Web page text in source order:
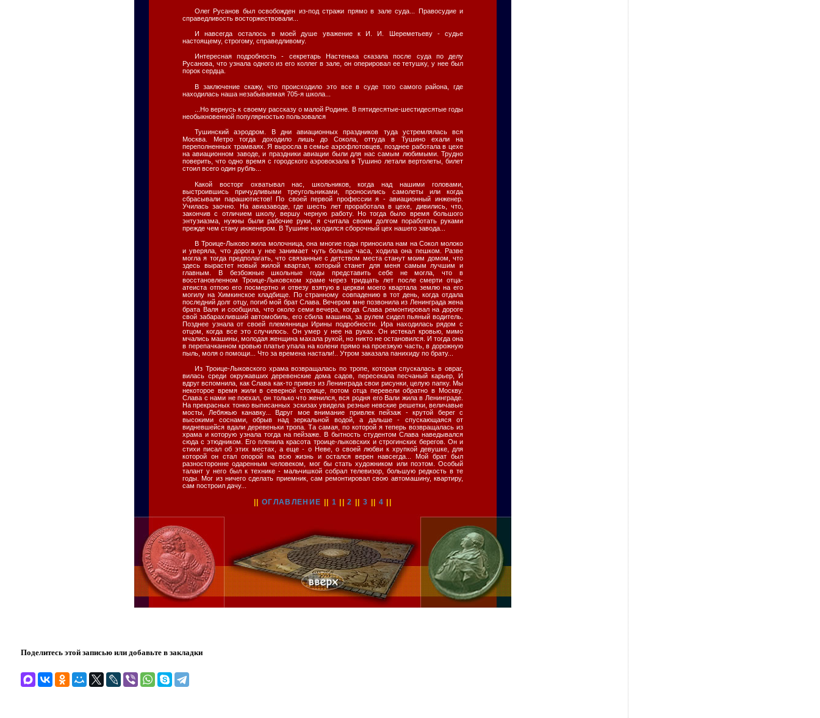
Олег Русанов был освобожден из-под стражи прямо в зале суда... Правосудие и
справедливость восторжествовали...
И навсегда осталось в моей душе уважение к И. И. Шереметьеву - судье
настоящему, строгому, справедливому.
Интересная подробность - секретарь Настенька сказала после суда по делу
Русанова, что узнала одного из его коллег в зале, он оперировал ее тетушку, у нее был
порок сердца.
В заключение скажу, что происходило это все в суде того самого района, где
находилась наша незабываемая 705-я школа...
...Но вернусь к своему рассказу о малой Родине. В пятидесятые-шестидесятые годы
необыкновенной популярностью пользовался
Тушинский аэродром. В дни авиационных праздников туда устремлялась вся
Москва. Метро тогда доходило лишь до Сокола, оттуда в Тушино ехали на
переполненных трамваях. Я выросла в семье аэрофлотовцев, позднее работала в цехе
на авиационном заводе, и праздники авиации были для нас самым любимыми. Трудно
поверить, что одно время с городского аэровокзала в Тушино летали вертолеты, билет
стоил всего один рубль...
Какой восторг охватывал нас, школьников, когда над нашими головами,
выстроившись причудливыми треугольниками, проносились самолеты или когда
сбрасывали парашютистов! По своей первой профессии я - авиационный инженер.
Училась заочно. На авиазаводе, где шесть лет проработала в цехе, дивились, что,
закончив с отличием школу, вершу черную работу. Но тогда было время большого
энтузиазма, нужны были рабочие руки, я считала своим долгом поработать руками
прежде чем стану инженером. В Тушине находился сборочный цех нашего завода...
В Троице-Лыково жила молочница, она многие годы приносила нам на Сокол молоко
и уверяла, что дорога у нее занимает чуть больше часа, ходила она пешком. Разве
могла я тогда предполагать, что связанные с детством места станут моим домом, что
здесь вырастет новый жилой квартал, который станет для меня самым лучшим и
главным. В безбожные школьные годы представить себе не могла, что в
восстановленном Троице-Лыковском храме через тридцать лет после смерти отца-
атеиста отпою его посмертно и отвезу взятую в церкви моего квартала землю на его
могилу на Химкинское кладбище. По странному совпадению в тот день, когда отдала
последний долг отцу, погиб мой брат Слава. Вечером мне позвонила из Ленинграда жена
брата Валя и сообщила, что около семи вечера, когда Слава ремонтировал на дороге
свой забарахливший автомобиль, его сбила машина, за рулем сидел пьяный водитель.
Позднее узнала от своей племянницы Ирины подробности. Ира находилась рядом с
отцом, когда все это случилось. Он умер у нее на руках. Он истекал кровью, мимо
мчались машины, молодая женщина махала рукой, но никто не остановился. И тогда она
в перепачканном кровью платье упала на колени прямо на проезжую часть, в дорожную
пыль, моля о помощи... Что за времена настали!.. Утром заказала панихиду по брату...
Из Троице-Лыковского храма возвращалась по тропе, которая спускалась в овраг,
вилась среди окружавших деревенские дома садов, пересекала песчаный карьер, И
вдруг вспомнила, как Слава как-то привез из Ленинграда свои рисунки, целую папку. Мы
некоторое время жили в северной столице, потом отца перевели обратно в Москву.
Слава с нами не поехал, он только что женился, вся родня его Вали жила в Ленинграде.
На прекрасных тонко выписанных эскизах увидела резные невские решетки, величавые
мосты, Лебяжью канавку... Вдруг мое внимание привлек пейзаж - крутой берег с
высокими соснами, обрыв над зеркальной водой, а дальше - спускающаяся от
видневшейся вдали деревеньки тропа. Та самая, по которой я теперь возвращалась из
храма и которую узнала тогда на пейзаже. В бытность студентом Слава наведывался
сюда с этюдником. Его пленила красота троице-лыковских и строгинских берегов. Он и
стихи писал об этих местах, а еще - о Неве, о своей любви к хрупкой девушке, для
которой он стал опорой на всю жизнь и остался верен навсегда... Мой брат был
разносторонне одаренным человеком, мог бы стать художником или поэтом. Особый
талант у него был к технике - мальчишкой собрал телевизор, большую редкость в те
годы. Мог из ничего сделать приемник, сам ремонтировал свою автомашину, квартиру,
сам построил дачу...
|| ОГЛАВЛЕНИЕ || 1 ||2 ||3 || 4 ||
Поделитесь этой записью или добавьте в закладки